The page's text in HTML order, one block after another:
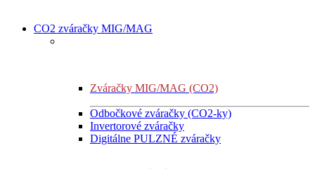
CO2 zváračky MIG/MAG
Zváračky MIG/MAG (CO2)
Odbočkové zváračky (CO2-ky)
Invertorové zváračky
Digitálne PULZNÉ zváračky